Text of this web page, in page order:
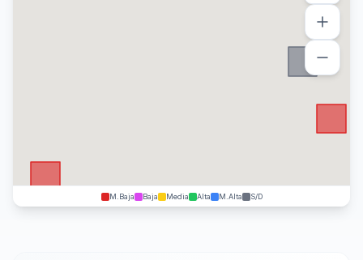
M.Baja Baja Media Alta M.Alta S/D